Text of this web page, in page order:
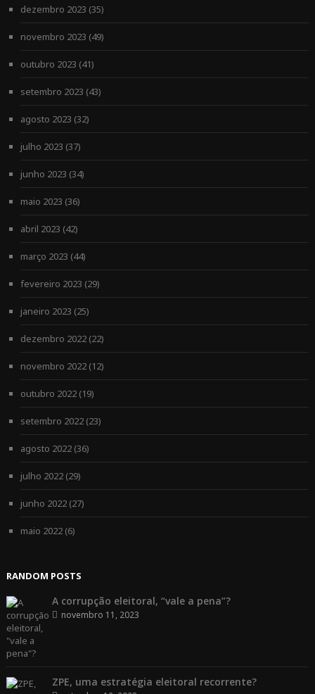
dezembro 2023 (35)
novembro 2023 (49)
outubro 2023 (41)
setembro 2023 (43)
agosto 2023 (32)
julho 2023 (37)
junho 2023 (34)
maio 2023 (36)
abril 2023 (42)
março 2023 (44)
fevereiro 2023 (29)
janeiro 2023 (25)
dezembro 2022(22)
novembro 2022(12)
outubro 2022(19)
setembro 2022(23)
agosto 2022(36)
julho 2022(29)
junho 2022(27)
maio 2022(6)
RANDOM POSTS
A corrupção eleitoral, “vale a pena”?
novembro 11, 2023
ZPE, uma estratégia eleitoral recorrente?